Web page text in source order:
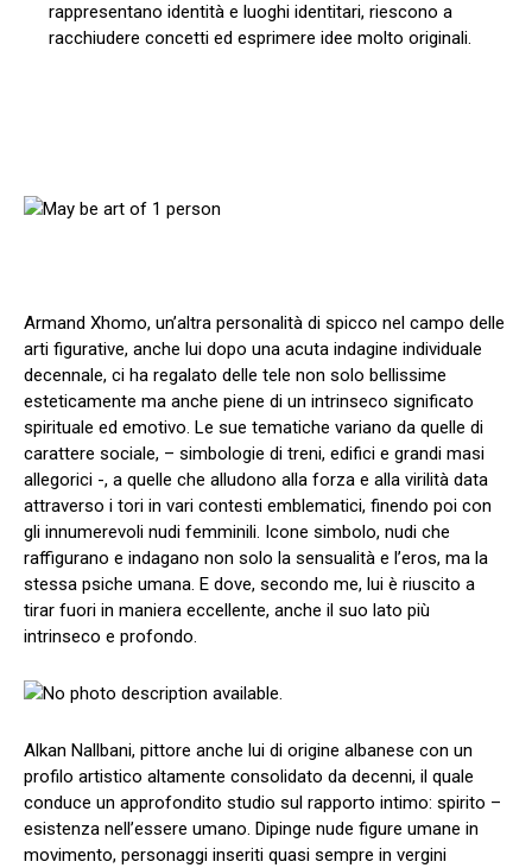
rappresentano identità e luoghi identitari, riescono a
racchiudere concetti ed esprimere idee molto originali.
Armand Xhomo, un’altra personalità di spicco nel campo delle
arti figurative, anche lui dopo una acuta indagine individuale
decennale, ci ha regalato delle tele non solo bellissime
esteticamente ma anche piene di un intrinseco significato
spirituale ed emotivo. Le sue tematiche variano da quelle di
carattere sociale, – simbologie di treni, edifici e grandi masi
allegorici -, a quelle che alludono alla forza e alla virilità data
attraverso i tori in vari contesti emblematici, finendo poi con
gli innumerevoli nudi femminili. Icone simbolo, nudi che
raffigurano e indagano non solo la sensualità e l’eros, ma la
stessa psiche umana. E dove, secondo me, lui è riuscito a
tirar fuori in maniera eccellente, anche il suo lato più
intrinseco e profondo.
Alkan Nallbani, pittore anche lui di origine albanese con un
profilo artistico altamente consolidato da decenni, il quale
conduce un approfondito studio sul rapporto intimo: spirito –
esistenza nell’essere umano. Dipinge nude figure umane in
movimento, personaggi inseriti quasi sempre in vergini